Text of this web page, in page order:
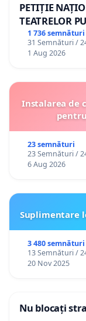
PETIȚIE
TEATRELOR
ROMÂNIA
1 736 semnături
31 Semnături /
1 Aug 2026
Instalarea de
23 semnături
23 Semnături /
6 Aug 2026
Suplimentare
3 480 semnături
13 Semnături /
20 Nov 2025
Nu blocați